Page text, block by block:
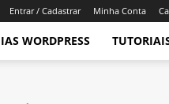
Entrar / Cadastrar Minha Conta
WORDPRESS